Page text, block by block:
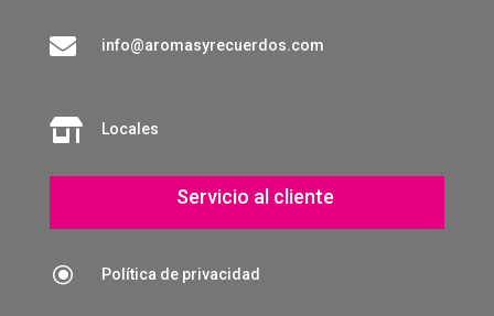
 info@aromasyrecuerdos.com
 Locales
Servicio al cliente
\ Política de privacidad